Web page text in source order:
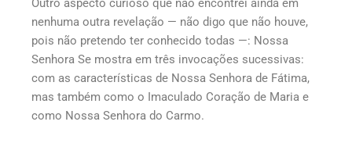
Outro aspecto curioso que não encontrei ainda em
nenhuma outra revelação — não digo que não houve,
pois não pretendo ter conhecido todas —: Nossa
Senhora Se mostra em três invocações sucessivas:
com as características de Nossa Senhora de Fátima,
mas também como o Imaculado Coração de Maria e
como Nossa Senhora do Carmo.